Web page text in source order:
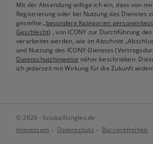
Mit der Absendung willige ich ein, dass von
Registrierung oder bei Nutzung des Dienstes
gestellte„besondere Kategorien
Geschlecht) , von ICONY zur Durchführung
verarbeitet werden, wie im Abschnitt
und Nutzung des ICONY-Dienstes
Datenschutzhinweise näher beschrieben.
ich jederzeit mit Wirkung für die Zukunft
© 2026 - fussballsingles.de
Impressum
Datenschutz Barrierefreiheit